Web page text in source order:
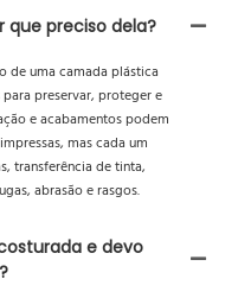
que preciso dela?
de uma camada plástica
preservar, proteger e
e acabamentos podem
mas cada um
transferência de tinta,
abrasão e rasgos.
e devo